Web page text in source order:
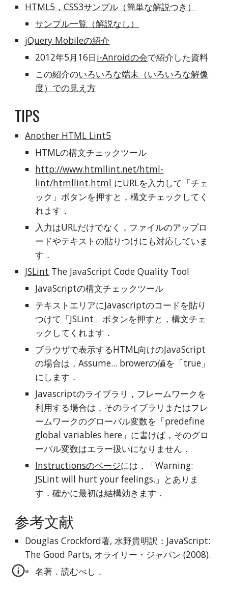
HTML5，CSS3サンプル（簡単な解説つき）
サンプル一覧（解説なし）
jQuery Mobileの紹介
2012年5月16日i-Anroidの会で紹介した資料
この紹介のいろいろな端末（いろいろな解像
度）での見え方
TIPS
Another HTML Lint5
HTMLの構文チェックツール
http://www.htmllint.net/html-
lint/htmllint.html にURLを入力して「チェ
ック」ボタンを押すと，構文チェックしてく
れます．
入力はURLだけでなく，ファイルのアップロ
ードやテキストの貼りつけにも対応していま
す．
JSLint The JavaScript Code Quality Tool
JavaScriptの構文チェックツール
テキストエリアにJavascriptのコードを貼り
つけて「JSLint」ボタンを押すと，構文チェ
ックしてくれます．
ブラウザで表示するHTML向けのJavaScript
の場合は，Assume... browerの値を「true」
にします．
Javascriptのライブラリ，フレームワークを
利用する場合は，そのライブラリまたはフレ
ームワークのグローバル変数を「predefine
global variables here」に書けば，そのグロ
ーバル変数はエラー扱いになりません．
Instructionsのページには，「Warning:
JSLint will hurt your feelings.」とありま
す．確かに最初は結構効きます．
参考文献
Douglas Crockford著, 水野貴明訳：JavaScript:
The Good Parts, オライリー・ジャパン (2008).
名著．読むべし．